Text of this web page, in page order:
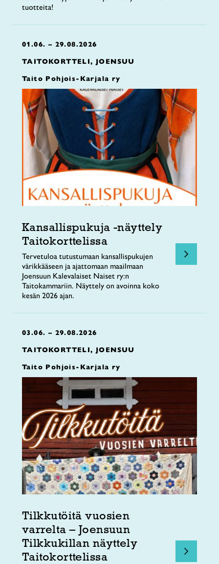
tuotteita!
01.06. – 29.08.2026
TAITOKORTTELI, JOENSUU
Taito Pohjois-Karjala ry
Kansallispukuja -näyttely
Taitokorttelissa
Tervetuloa tutustumaan kansallispukujen
värikkääseen ja ajattomaan maailmaan
Joensuun Kalevalaiset Naiset ry:n
Taitokammariin. Näyttely on avoinna koko
kesän 2026 ajan.
03.06. – 29.08.2026
TAITOKORTTELI, JOENSUU
Taito Pohjois-Karjala ry
Tilkkutöitä vuosien
varrelta – Joensuun
Tilkkukillan näyttely
Taitokorttelissa